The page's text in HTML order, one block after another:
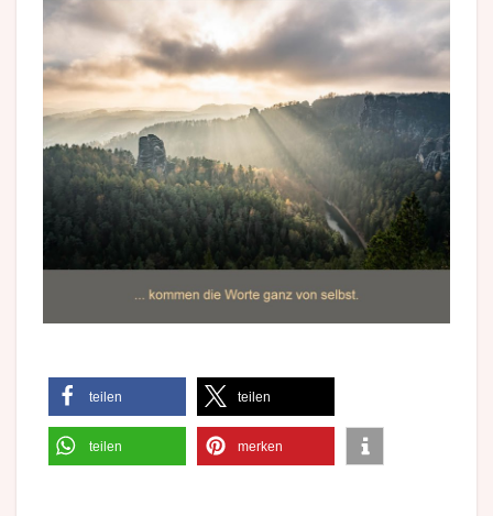
teilen teilen
teilen merken